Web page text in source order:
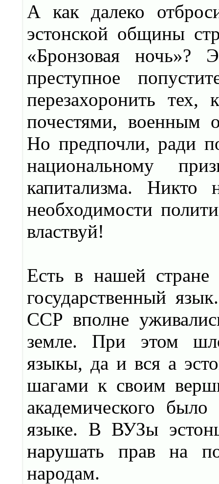
А как далеко
эстонской общины
«Бронзовая ночь»?
преступное
перезахоронить
почестями, военным
Но предпочли, ради
национальному
капитализма.
необходимости
властвуй!
Есть в нашей
государственный
ССР вполне
земле. При этом шло
языкы, да и вся а
шагами к своим
академического
языке. В ВУЗы
нарушать прав на
народам.